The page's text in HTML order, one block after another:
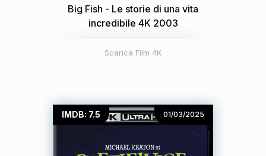
Big Fish - Le storie di una vita
incredibile 4K 2003
Scarica Film 4K
IMDB: 7.5 01/03/2025